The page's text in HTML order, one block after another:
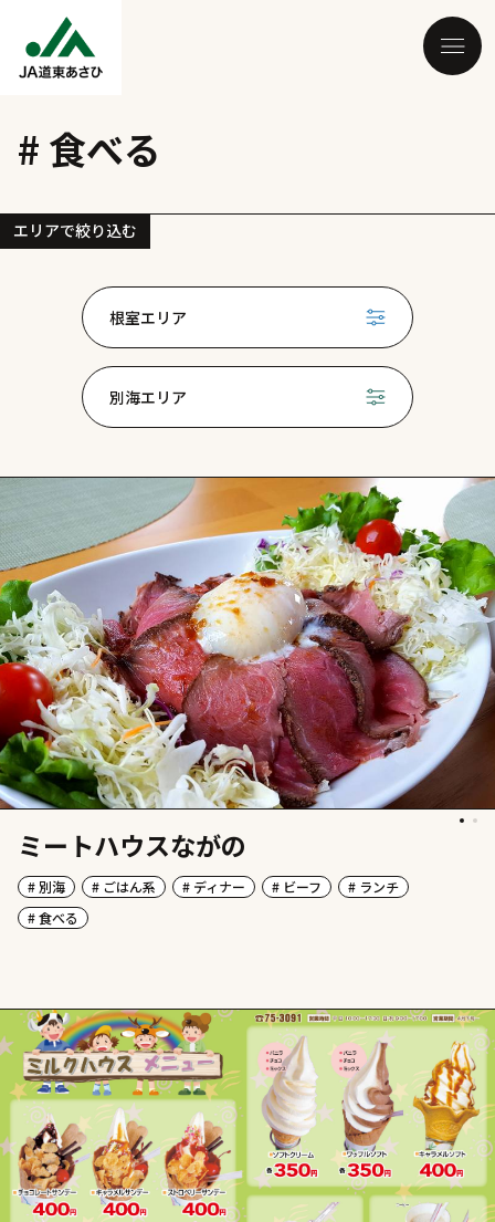
# 食べる
エリアで絞り込む
根室エリア
別海エリア
ミートハウスながの
# 別海 # ごはん系 # ディナー # ビーフ
# ランチ
# 食べる